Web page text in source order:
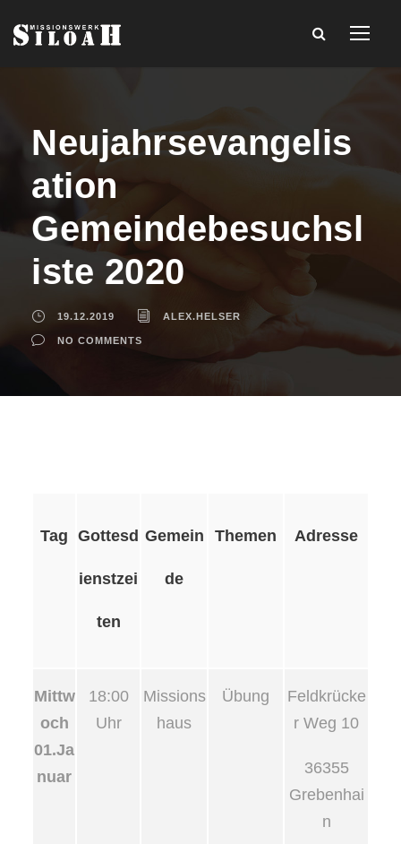
Neujahrsevangelis
ation
Gemeindebesuchsl
iste 2020
19.12.2019 ALEX.HELSER
NO COMMENTS
Tag Gottesd
ienstzei
ten
Gemein
de
Themen Adresse
Mittw
och
01.Ja
nuar
18:00
Uhr
Missions
haus
Übung
Feldkrücke
r Weg 10
36355
Grebenhai
n